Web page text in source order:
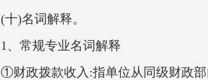
(十)名词解释。
1、常规专业名词解释
①财政拨款收入:指单位从同级财政部